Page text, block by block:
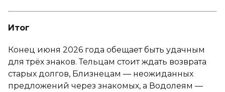
Итог
Конец июня 2026 года обещает быть удачным
для трёх знаков. Тельцам стоит ждать возврата
старых долгов, Близнецам — неожиданных
предложений через знакомых, а Водолеям —